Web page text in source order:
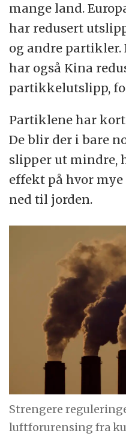
mange land.
har redusert
og andre partikler.
har også Kina
partikkelutslipp,
Partiklene har
De blir der i bare
slipper ut mindre,
effekt på hvor
ned til jorden.
Strengere
luftforurensing fra